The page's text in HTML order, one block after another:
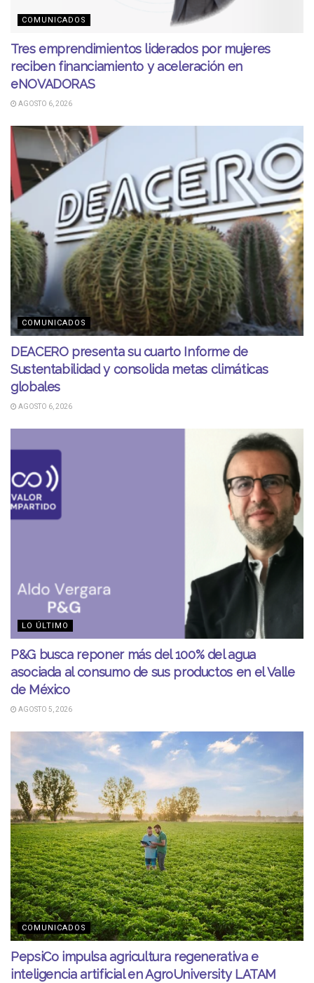
COMUNICADOS
Tres emprendimientos liderados por mujeres
reciben financiamiento y aceleración en
eNOVADORAS
AGOSTO 6, 2026
COMUNICADOS
DEACERO presenta su cuarto Informe de
Sustentabilidad y consolida metas climáticas
globales
AGOSTO 6, 2026
LO ÚLTIMO
P&G busca reponer más del 100% del agua
asociada al consumo de sus productos en el Valle
de México
AGOSTO 5, 2026
COMUNICADOS
PepsiCo impulsa agricultura regenerativa e
inteligencia artificial en AgroUniversity LATAM